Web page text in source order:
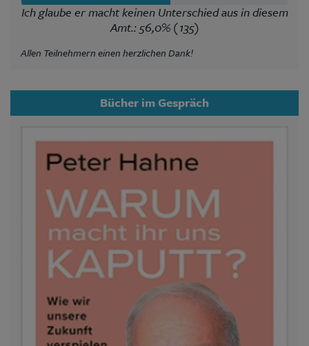
Ich glaube er macht keinen Unterschied aus in diesem
Amt.: 56,0% (135)
Allen Teilnehmern einen herzlichen Dank!
Bücher im Gespräch